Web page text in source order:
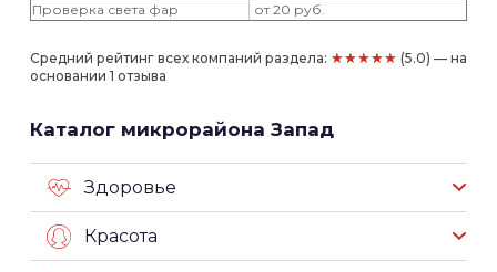
Проверка света фар
от 20 руб.
Средний рейтинг всех компаний раздела: ★★★★★ (5.0) — на
основании 1 отзыва
Каталог микрорайона Запад
Здоровье
Красота